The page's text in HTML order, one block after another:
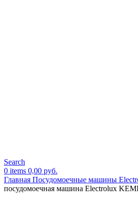
Search
0 items 0,00 руб.
Главная Посудомоечные машины
посудомоечная машина Electrolux